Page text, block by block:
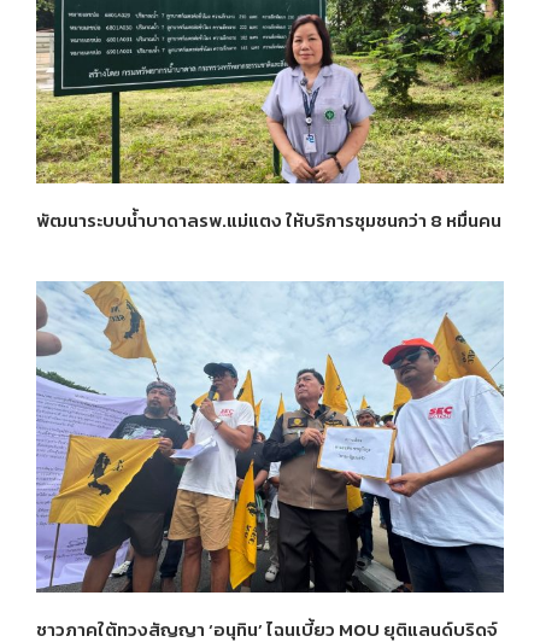
พัฒนาระบบน้ำบาดาลรพ.แม่แตง ให้บริการชุมชนกว่า 8 หมื่นคน
ชาวภาคใต้ทวงสัญญา ‘อนุทิน’ ไฉนเบี้ยว MOU ยุติแลนด์บริดจ์